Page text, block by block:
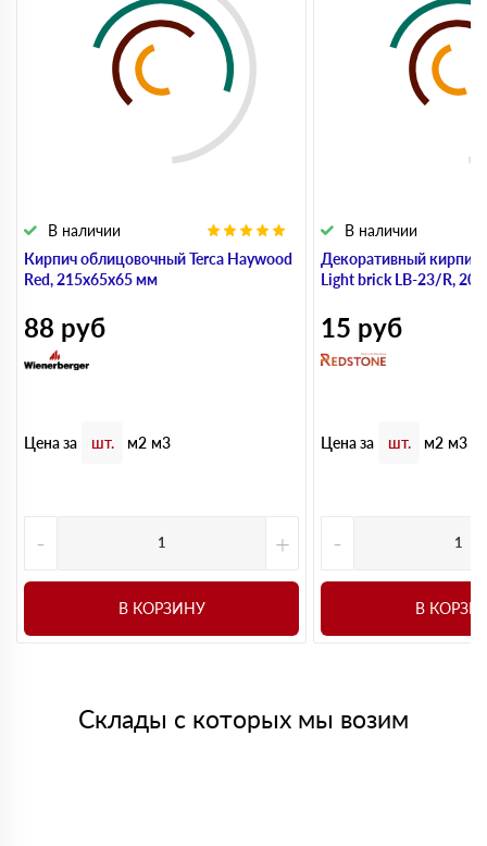
Кирпич облицовочный Terca Haywood
Red, 215х65х65 мм
В наличии
88 руб
Цена за шт. м2 м3
- +
В КОРЗИНУ
Декоративный кирпич
Light brick LB-23/R,
В наличии
15 руб
Цена за шт. м2 м3
-
В
Склады с которых мы возим